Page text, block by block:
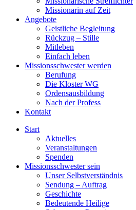
Missionarin auf Zeit
Angebote
Geistliche Begleitung
Rückzug – Stille
Mitleben
Einfach leben
Missionsschwester werden
Berufung
Die Kloster WG
Ordensausbildung
Nach der Profess
Kontakt
Start
Aktuelles
Veranstaltungen
Spenden
Missionsschwester sein
Unser Selbstverständnis
Sendung – Auftrag
Geschichte
Bedeutende Heilige